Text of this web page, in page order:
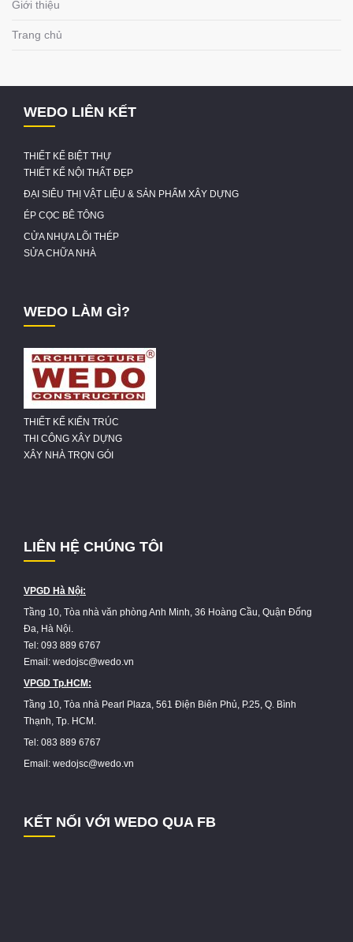
Giới thiệu
Trang chủ
WEDO LIÊN KẾT
THIẾT KẾ BIỆT THỰ
THIẾT KẾ NỘI THẤT ĐẸP
ĐẠI SIÊU THỊ VẬT LIỆU & SẢN PHẨM XÂY DỰNG
ÉP CỌC BÊ TÔNG
CỬA NHỰA LÕI THÉP
SỬA CHỮA NHÀ
WEDO LÀM GÌ?
THIẾT KẾ KIẾN TRÚC
THI CÔNG XÂY DỰNG
XÂY NHÀ TRỌN GÓI
LIÊN HỆ CHÚNG TÔI
VPGD Hà Nội:
Tầng 10, Tòa nhà văn phòng Anh Minh, 36 Hoàng Cầu, Quận Đống
Đa, Hà Nội.
Tel: 093 889 6767
Email: wedojsc@wedo.vn
VPGD Tp.HCM:
Tầng 10, Tòa nhà Pearl Plaza, 561 Điện Biên Phủ, P.25, Q. Bình
Thạnh, Tp. HCM.
Tel: 083 889 6767
Email: wedojsc@wedo.vn
KẾT NỐI VỚI WEDO QUA FB